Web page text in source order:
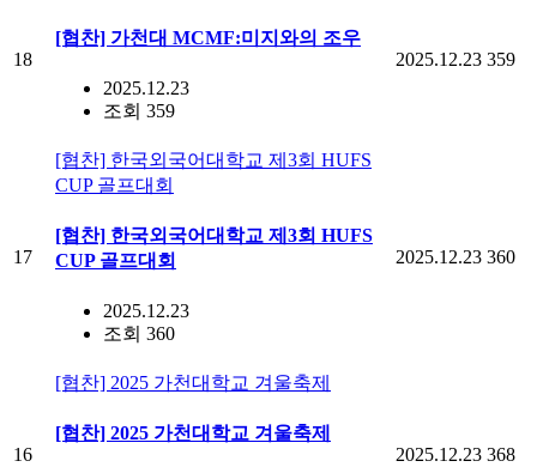
18
[협찬] 가천대 MCMF:미지와의 조우
2025.12.23
조회 359
2025.12.23 359
17
[협찬] 한국외국어대학교 제3회 HUFS
CUP 골프대회
[협찬] 한국외국어대학교 제3회 HUFS
CUP 골프대회
2025.12.23
조회 360
2025.12.23 360
16
[협찬] 2025 가천대학교 겨울축제
[협찬] 2025 가천대학교 겨울축제
2025.12.23 368